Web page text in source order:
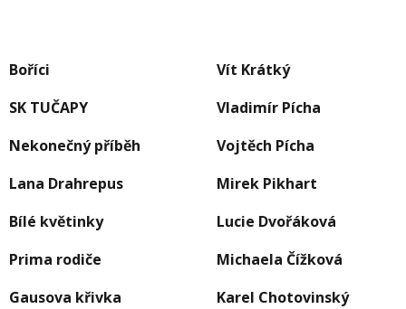
Boříci
Vít Krátký
SK TUČAPY
Vladimír Pícha
Nekonečný příběh
Vojtěch Pícha
Lana Drahrepus
Mirek Pikhart
Bílé květinky
Lucie Dvořáková
Prima rodiče
Michaela Čížková
Gausova křivka
Karel Chotovinský